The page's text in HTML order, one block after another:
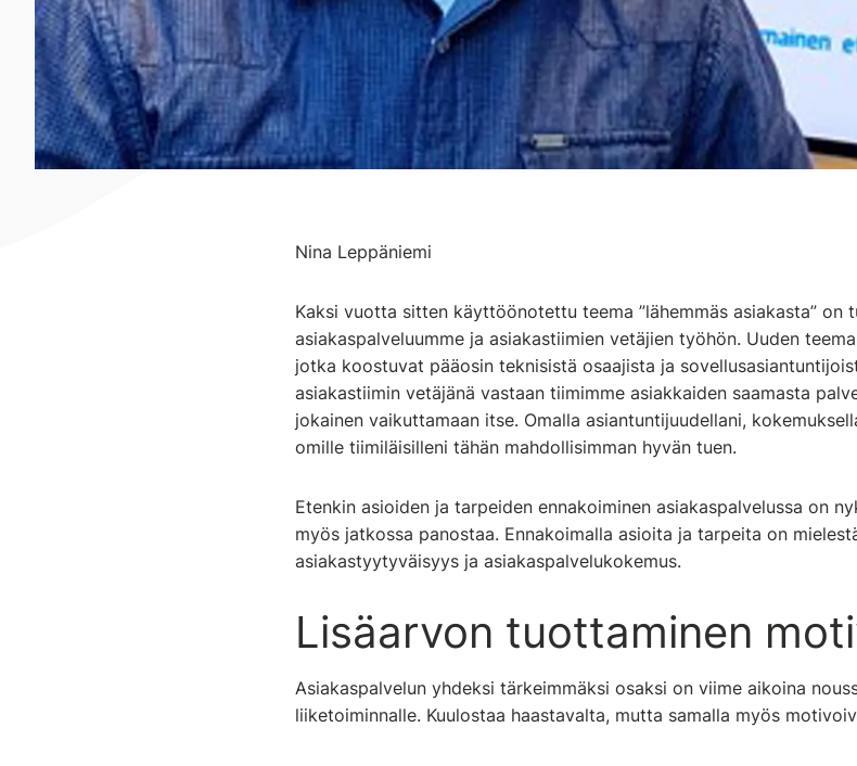
Nina Leppäniemi
Kaksi vuotta sitten käyttöönotettu teema ”lähemmäs asiakasta” on
asiakaspalveluumme ja asiakastiimien vetäjien työhön. Uuden
jotka koostuvat pääosin teknisistä osaajista ja
asiakastiimin vetäjänä vastaan tiimimme asiakkaiden saamasta
jokainen vaikuttamaan itse. Omalla asiantuntijuudellani,
omille tiimiläisilleni tähän mahdollisimman hyvän tuen.
Etenkin asioiden ja tarpeiden ennakoiminen asiakaspalvelussa on
myös jatkossa panostaa. Ennakoimalla asioita ja tarpeita on
asiakastyytyväisyys ja asiakaspalvelukokemus.
Lisäarvon tuottaminen
Asiakaspalvelun yhdeksi tärkeimmäksi osaksi on viime aikoina
liiketoiminnalle. Kuulostaa haastavalta, mutta samalla myös